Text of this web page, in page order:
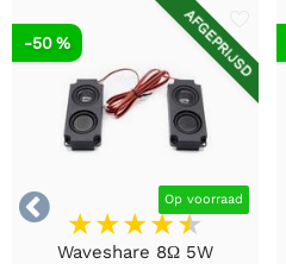

AFGEPRIJSD
Op voorraad
-50 %
Waveshare 8Ω 5W